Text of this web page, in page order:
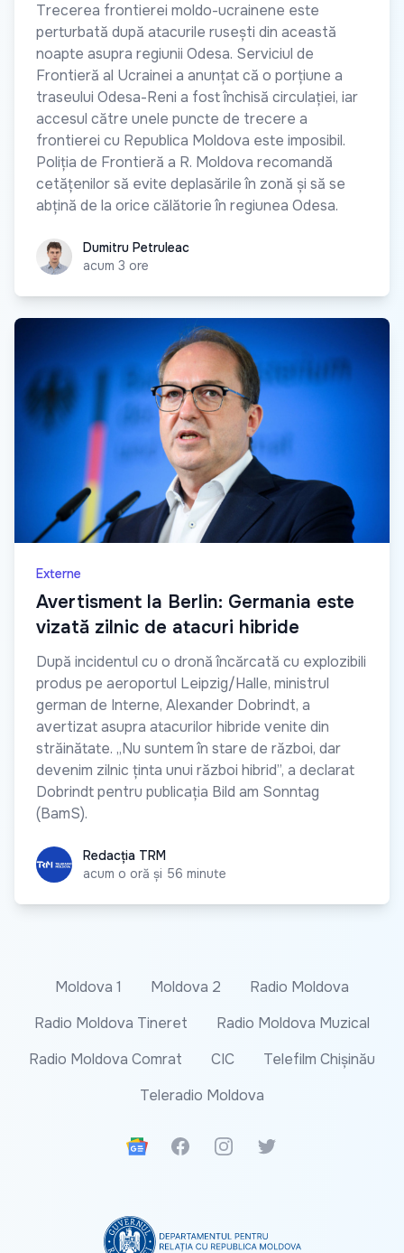
Trecerea frontierei moldo-ucrainene este
perturbată după atacurile rusești din această
noapte asupra regiunii Odesa. Serviciul de
Frontieră al Ucrainei a anunțat că o porțiune a
traseului Odesa-Reni a fost închisă circulației, iar
accesul către unele puncte de trecere a
frontierei cu Republica Moldova este imposibil.
Poliția de Frontieră a R. Moldova recomandă
cetățenilor să evite deplasările în zonă și să se
abțină de la orice călătorie în regiunea Odesa.
Dumitru Petruleac
Dumitru Petruleac
acum 3 ore
Externe
Avertisment la Berlin: Germania este
vizată zilnic de atacuri hibride
După incidentul cu o dronă încărcată cu explozibili
produs pe aeroportul Leipzig/Halle, ministrul
german de Interne, Alexander Dobrindt, a
avertizat asupra atacurilor hibride venite din
străinătate. „Nu suntem în stare de război, dar
devenim zilnic ținta unui război hibrid”, a declarat
Dobrindt pentru publicația Bild am Sonntag
(BamS).
Redacția TRM
Redacția TRM
acum o oră și 56 minute
Moldova 1 Moldova 2
Radio Moldova
Radio Moldova Tineret
Radio Moldova Muzical
Radio Moldova Comrat
CIC
Telefilm Chișinău
Teleradio Moldova
Google News
FacebookInstagramTwitter